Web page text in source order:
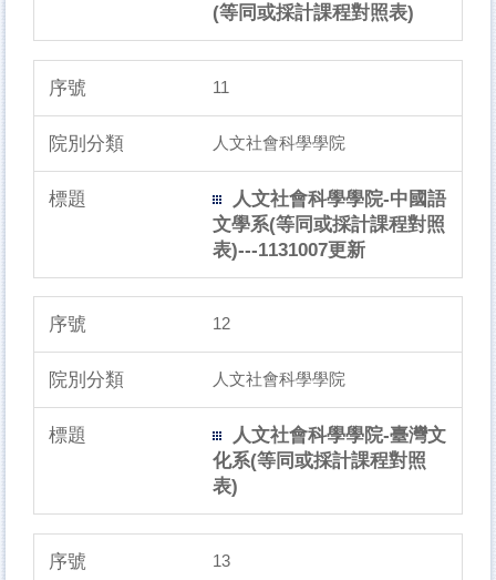
(等同或採計課程對照表)
11
人文社會科學學院
人文社會科學學院-中國語
文學系(等同或採計課程對照
表)---1131007更新
12
人文社會科學學院
人文社會科學學院-臺灣文
化系(等同或採計課程對照
表)
13